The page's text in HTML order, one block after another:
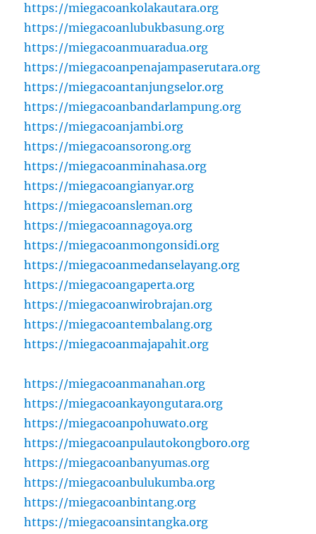
https://miegacoankolakautara.org
https://miegacoanlubukbasung.org
https://miegacoanmuaradua.org
https://miegacoanpenajampaserutara.org
https://miegacoantanjungselor.org
https://miegacoanbandarlampung.org
https://miegacoanjambi.org
https://miegacoansorong.org
https://miegacoanminahasa.org
https://miegacoangianyar.org
https://miegacoansleman.org
https://miegacoannagoya.org
https://miegacoanmongonsidi.org
https://miegacoanmedanselayang.org
https://miegacoangaperta.org
https://miegacoanwirobrajan.org
https://miegacoantembalang.org
https://miegacoanmajapahit.org
https://miegacoanmanahan.org
https://miegacoankayongutara.org
https://miegacoanpohuwato.org
https://miegacoanpulautokongboro.org
https://miegacoanbanyumas.org
https://miegacoanbulukumba.org
https://miegacoanbintang.org
https://miegacoansintangka.org